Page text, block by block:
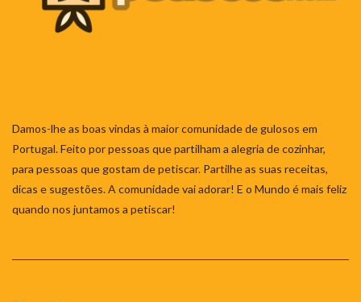
Damos-lhe as boas vindas à maior comunidade de gulosos em
Portugal. Feito por pessoas que partilham a alegria de cozinhar,
para pessoas que gostam de petiscar. Partilhe as suas receitas,
dicas e sugestões. A comunidade vai adorar! E o Mundo é mais feliz
quando nos juntamos a petiscar!